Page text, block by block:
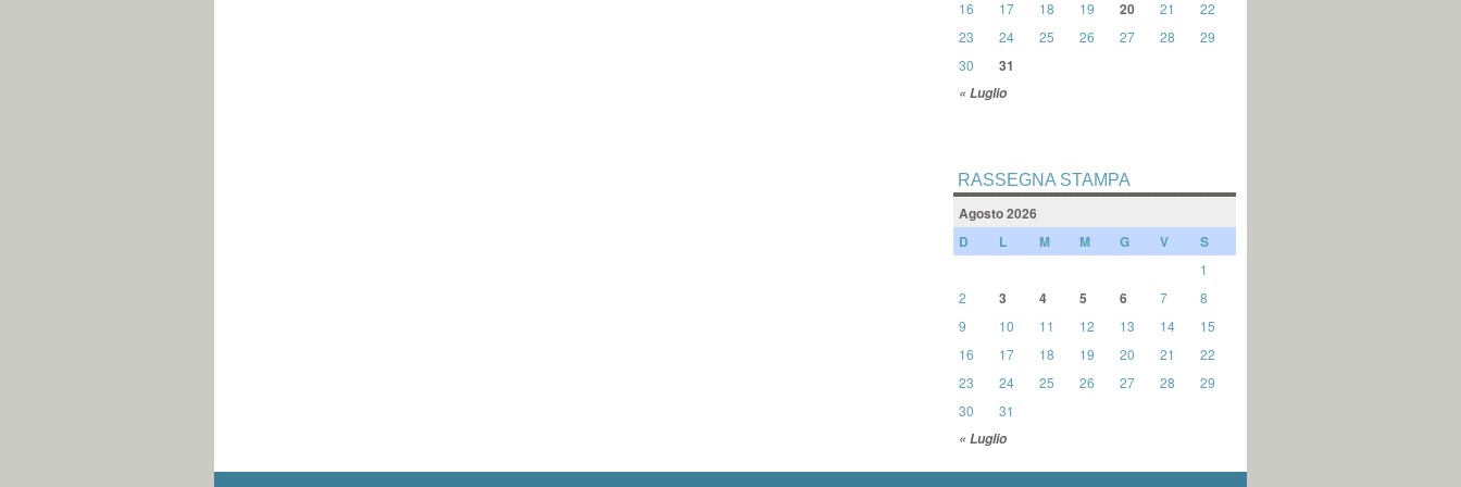
« Luglio
16
17 18 19 20 21
22
23
24 25 26 27 28
29
30
31
RASSEGNA STAMPA
Agosto 2026
D
L M M G V S
« Luglio
1
2
3 4 5 6 7
8
9
10 11 12 13 14
15
16
17 18 19 20 21
22
23
24 25 26 27 28
29
30
31